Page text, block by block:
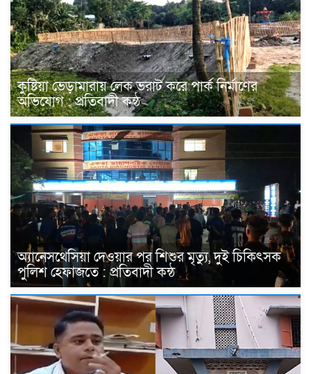
কুষ্টিয়া ভেড়ামারায় লেক ভরাট করে পার্ক নির্মাণের
অভিযোগ : প্রতিবাদী কন্ঠ
অ্যানেসথেসিয়া দেওয়ার পর শিশুর মৃত্যু, দুই চিকিৎসক
পুলিশ হেফাজতে : প্রতিবাদী কন্ঠ